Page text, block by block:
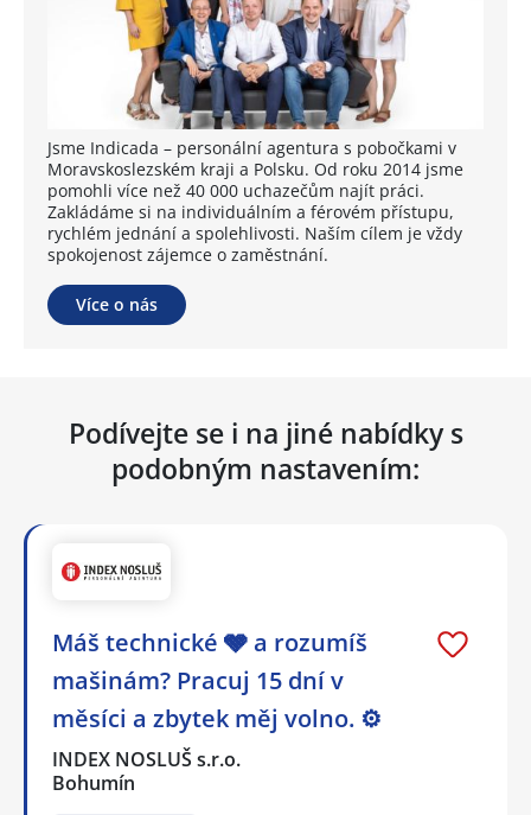
Jsme Indicada – personální agentura s pobočkami v
Moravskoslezském kraji a Polsku. Od roku 2014 jsme
pomohli více než 40 000 uchazečům najít práci.
Zakládáme si na individuálním a férovém přístupu,
rychlém jednání a spolehlivosti. Naším cílem je vždy
spokojenost zájemce o zaměstnání.
Více o nás
Podívejte se i na jiné nabídky s
podobným nastavením:
Máš technické 🩶 a rozumíš
mašinám? Pracuj 15 dní v
měsíci a zbytek měj volno. ⚙
INDEX NOSLUŠ s.r.o.
Bohumín